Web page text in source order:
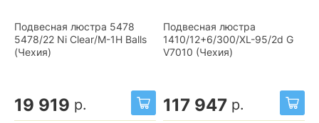
Подвесная люстра 5478
5478/22 Ni Clear/M-1H Balls
(Чехия)
19 919 р.
Подвесная люстра
1410/12+6/300/XL-95/2d G
V7010 (Чехия)
117 947 р.